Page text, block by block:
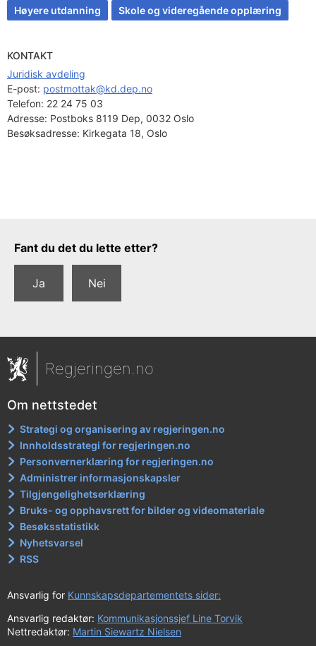
Høyere utdanning Skole og videregående opplæring
KONTAKT
Juridisk avdeling
E-post: postmottak@kd.dep.no
Telefon: 22 24 75 03
Adresse: Postboks 8119 Dep, 0032 Oslo
Besøksadresse: Kirkegata 18, Oslo
Tilbakemeldingsskjema
Fant du det du lette etter?
Ja Nei
Regjeringen.no
Om nettstedet
Strategi og organisering av regjeringen.no
Innholdsstrategi for regjeringen.no
Personvernerklæring for regjeringen.no
Administrer informasjonskapsler
Tilgjengelighetserklæring
Bruks- og opphavsrett for bilder og videomateriale
Besøksstatistikk
Nyhetsvarsel
RSS
Ansvarlig for Kunnskapsdepartementets sider:
Ansvarlig redaktør: Kommunikasjonssjef Line Torvik
Nettredaktør: Martin Siewartz Nielsen